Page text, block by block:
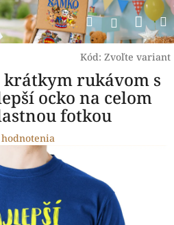
Hľadať
Kód: Zvoľte variant
krátkym rukávom s
ocko na celom
fotkou